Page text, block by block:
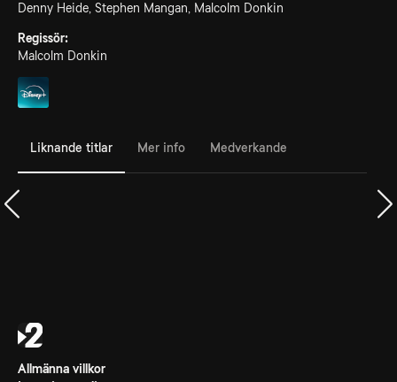
Denny Heide, Stephen Mangan, Malcolm Donkin
Regissör:
Malcolm Donkin
Liknande titlar Mer info Medverkande
Allmänna villkor